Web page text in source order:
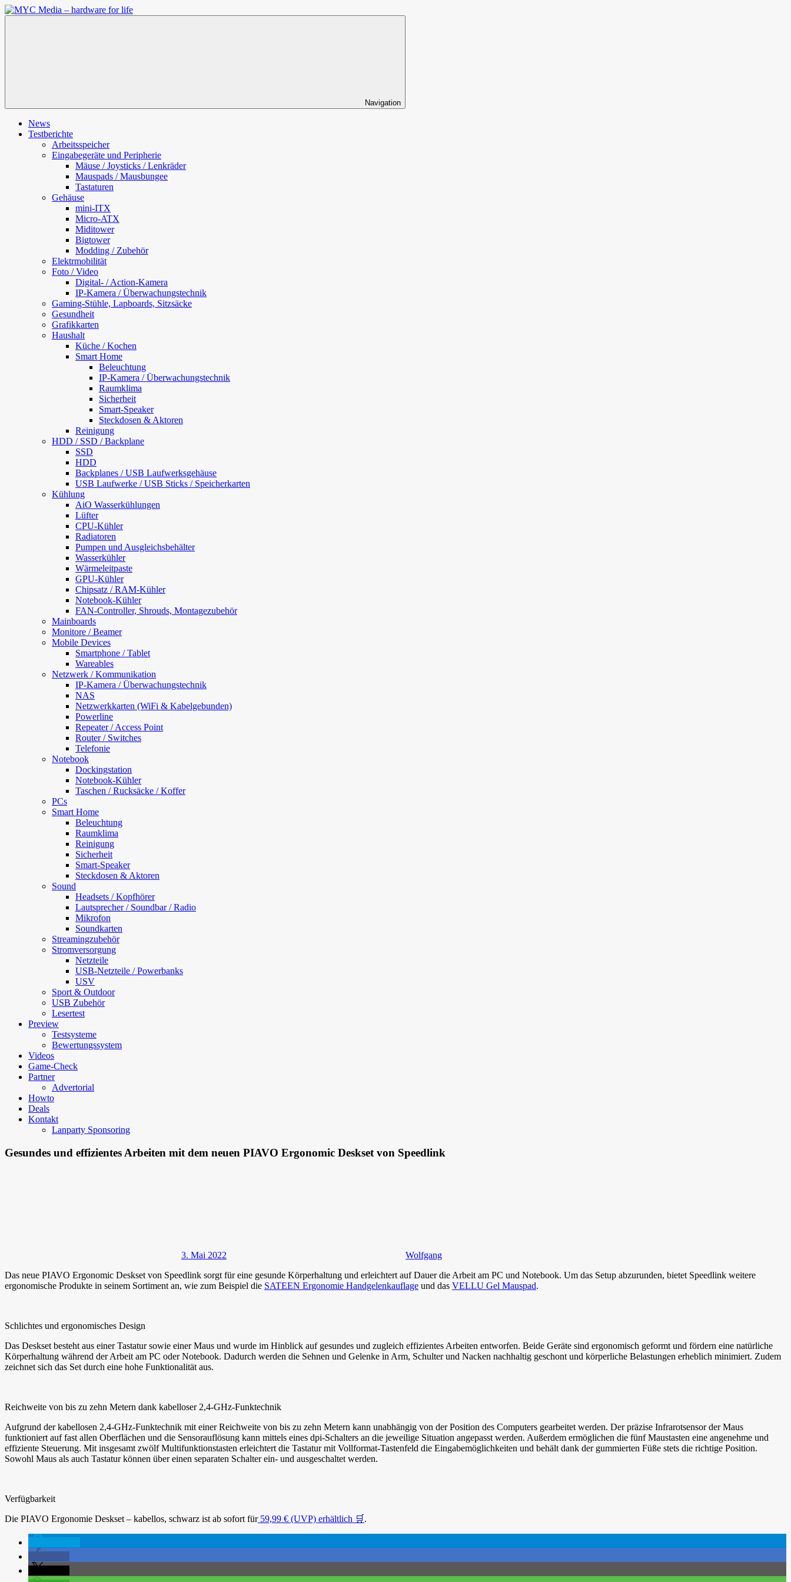
Zum
Inhalt
Navigation
News
Testberichte
Arbeitsspeicher
Eingabegeräte und Peripherie
Mäuse / Joysticks / Lenkräder
Mauspads / Mausbungee
Tastaturen
Gehäuse
mini-ITX
Micro-ATX
Miditower
Bigtower
Modding / Zubehör
Elektrmobilität
Foto / Video
Digital- / Action-Kamera
IP-Kamera / Überwachungstechnik
Gaming-Stühle, Lapboards, Sitzsäcke
Gesundheit
Grafikkarten
Haushalt
Küche / Kochen
Smart Home
Beleuchtung
IP-Kamera / Überwachungstechnik
Raumklima
Sicherheit
Smart-Speaker
Steckdosen & Aktoren
Reinigung
HDD / SSD / Backplane
SSD
HDD
Backplanes / USB Laufwerksgehäuse
USB Laufwerke / USB Sticks / Speicherkarten
Kühlung
AiO Wasserkühlungen
Lüfter
CPU-Kühler
Radiatoren
Pumpen und Ausgleichsbehälter
Wasserkühler
Wärmeleitpaste
GPU-Kühler
Chipsatz / RAM-Kühler
Notebook-Kühler
FAN-Controller, Shrouds, Montagezubehör
Mainboards
Monitore / Beamer
Mobile Devices
Smartphone / Tablet
Wareables
Netzwerk / Kommunikation
IP-Kamera / Überwachungstechnik
NAS
Netzwerkkarten (WiFi & Kabelgebunden)
Powerline
Repeater / Access Point
Router / Switches
Telefonie
Notebook
Dockingstation
Notebook-Kühler
Taschen / Rucksäcke / Koffer
PCs
Smart Home
Beleuchtung
Raumklima
Reinigung
Sicherheit
Smart-Speaker
Steckdosen & Aktoren
Sound
Headsets / Kopfhörer
Lautsprecher / Soundbar / Radio
Mikrofon
Soundkarten
Streamingzubehör
Stromversorgung
Netzteile
USB-Netzteile / Powerbanks
USV
Sport & Outdoor
USB Zubehör
Lesertest
Preview
Testsysteme
Bewertungssystem
Videos
Game-Check
Partner
Advertorial
Howto
Deals
Kontakt
Lanparty Sponsoring
Gesundes und effizientes Arbeiten mit dem neuen PIAVO Ergonomic Deskset von Speedlink
3. Mai 2022
Wolfgang
Das neue PIAVO Ergonomic Deskset von Speedlink sorgt für eine gesunde Körperhaltung und erleichtert auf Dauer die Arbeit am PC und Notebook. Um das Setup abzurunden, bietet Speedlink weitere
ergonomische Produkte in seinem Sortiment an, wie zum Beispiel die SATEEN Ergonomie Handgelenkauflage und das VELLU Gel Mauspad.
Schlichtes und ergonomisches Design
Das Deskset besteht aus einer Tastatur sowie einer Maus und wurde im Hinblick auf gesundes und zugleich effizientes Arbeiten entworfen. Beide Geräte sind ergonomisch geformt und fördern eine natürliche
Körperhaltung während der Arbeit am PC oder Notebook. Dadurch werden die Sehnen und Gelenke in Arm, Schulter und Nacken nachhaltig geschont und körperliche Belastungen erheblich minimiert. Zudem
zeichnet sich das Set durch eine hohe Funktionalität aus.
Reichweite von bis zu zehn Metern dank kabelloser 2,4-GHz-Funktechnik
Aufgrund der kabellosen 2,4-GHz-Funktechnik mit einer Reichweite von bis zu zehn Metern kann unabhängig von der Position des Computers gearbeitet werden. Der präzise Infrarotsensor der Maus
funktioniert auf fast allen Oberflächen und die Sensorauflösung kann mittels eines dpi-Schalters an die jeweilige Situation angepasst werden. Außerdem ermöglichen die fünf Maustasten eine angenehme und
effiziente Steuerung. Mit insgesamt zwölf Multifunktionstasten erleichtert die Tastatur mit Vollformat-Tastenfeld die Eingabemöglichkeiten und behält dank der gummierten Füße stets die richtige Position.
Sowohl Maus als auch Tastatur können über einen separaten Schalter ein- und ausgeschaltet werden.
Verfügbarkeit
Die PIAVO Ergonomie Deskset – kabellos, schwarz ist ab sofort für59,99 € (UVP) erhältlich 🛒 .